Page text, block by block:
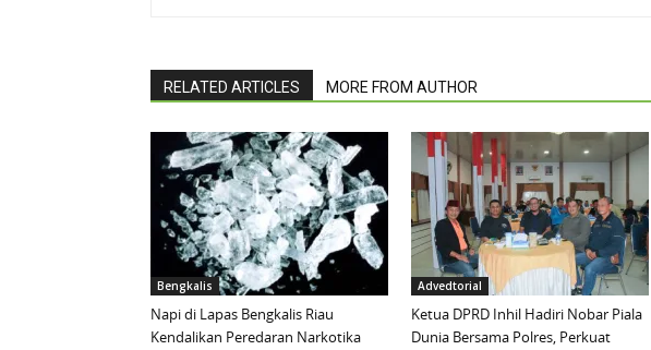
RELATED ARTICLES MORE FROM AUTHOR
Bengkalis
Napi di Lapas Bengkalis Riau
Kendalikan Peredaran Narkotika
Advedtorial
Ketua DPRD Inhil Hadiri Nobar Piala
Dunia Bersama Polres, Perkuat